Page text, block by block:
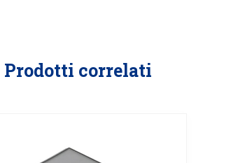
Prodotti correlati